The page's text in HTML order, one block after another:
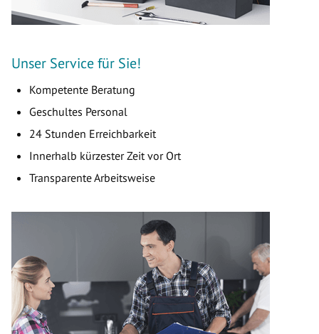
Unser Service für Sie!
Kompetente Beratung
Geschultes Personal
24 Stunden Erreichbarkeit
Innerhalb kürzester Zeit vor Ort
Transparente Arbeitsweise